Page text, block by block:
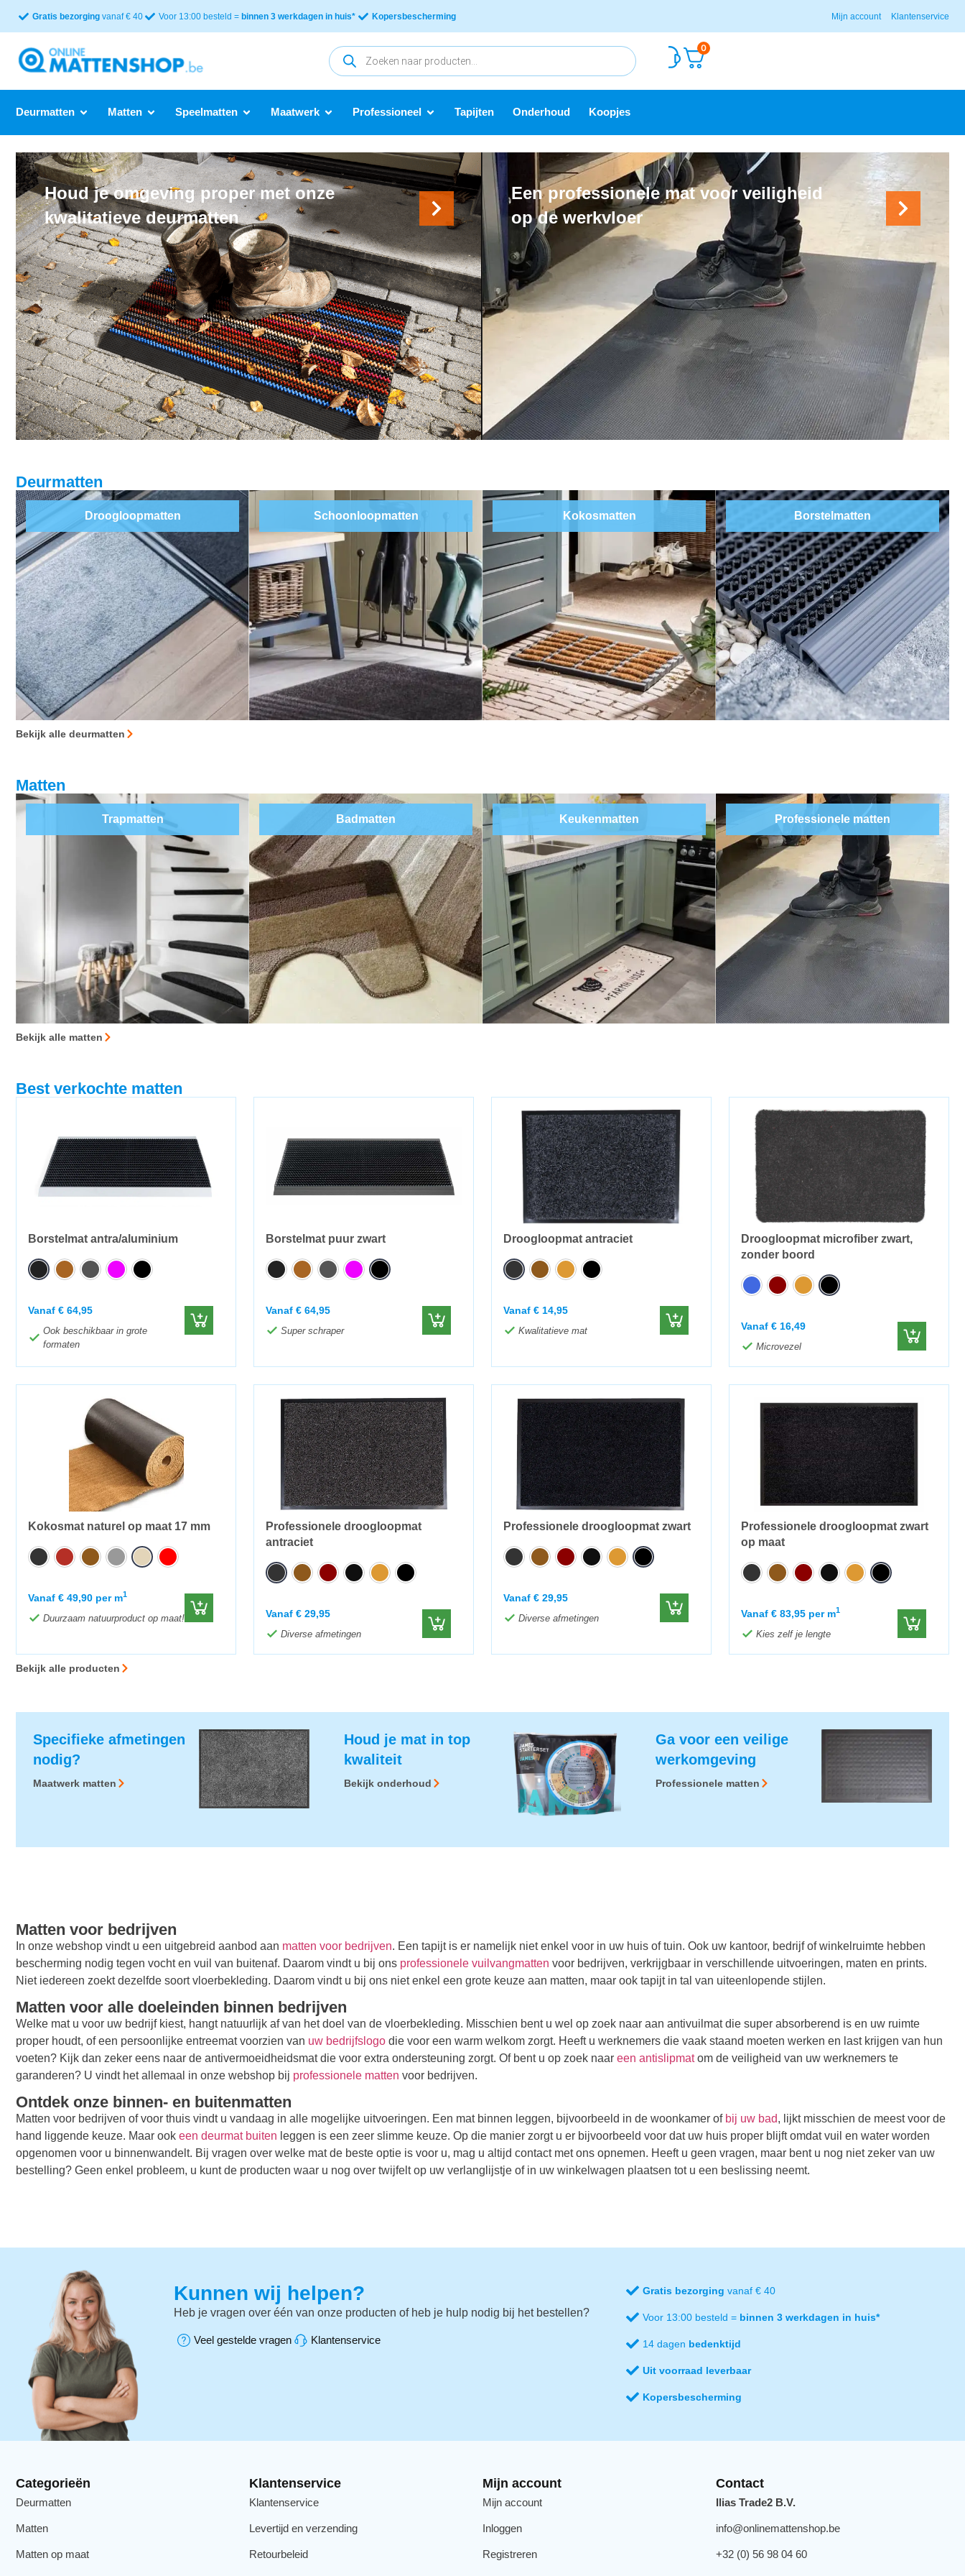
Gratis bezorging vanaf € 40 Voor 13:00 besteld = binnen 3 werkdagen in huis* Kopersbescherming Mijn account Klantenservice
0
Deurmatten Matten Speelmatten Maatwerk Professioneel Tapijten Onderhoud Koopjes
Houd je omgeving proper met onze
kwalitatieve deurmatten
Een professionele mat voor veiligheid
op de werkvloer
Deurmatten
Droogloopmatten Schoonloopmatten Kokosmatten Borstelmatten
Bekijk alle deurmatten
Matten
Trapmatten Badmatten Keukenmatten Professionele matten
Bekijk alle matten
Best verkochte matten
Borstelmat antra/aluminium
Vanaf € 64,95
Ook beschikbaar in grote
formaten
Borstelmat puur zwart
Vanaf € 64,95
Super schraper
Droogloopmat antraciet
Vanaf € 14,95
Kwalitatieve mat
Droogloopmat microfiber zwart,
zonder boord
Vanaf € 16,49
Microvezel
Kokosmat naturel op maat 17 mm
Vanaf € 49,90 per m1
Duurzaam natuurproduct op maat!
Professionele droogloopmat
antraciet
Vanaf € 29,95
Diverse afmetingen
Professionele droogloopmat zwart
Vanaf € 29,95
Diverse afmetingen
Professionele droogloopmat zwart
op maat
Vanaf € 83,95 per m1
Kies zelf je lengte
Bekijk alle producten
Specifieke afmetingen
nodig?
Maatwerk matten
Houd je mat in top
kwaliteit
Bekijk onderhoud
Ga voor een veilige
werkomgeving
Professionele matten
Matten voor bedrijven
In onze webshop vindt u een uitgebreid aanbod aan matten voor bedrijven. Een tapijt is er namelijk niet enkel voor in uw huis of tuin. Ook uw kantoor, bedrijf of winkelruimte hebben
bescherming nodig tegen vocht en vuil van buitenaf. Daarom vindt u bij ons professionele vuilvangmatten voor bedrijven, verkrijgbaar in verschillende uitvoeringen, maten en prints.
Niet iedereen zoekt dezelfde soort vloerbekleding. Daarom vindt u bij ons niet enkel een grote keuze aan matten, maar ook tapijt in tal van uiteenlopende stijlen.
Matten voor alle doeleinden binnen bedrijven
Welke mat u voor uw bedrijf kiest, hangt natuurlijk af van het doel van de vloerbekleding. Misschien bent u wel op zoek naar aan antivuilmat die super absorberend is en uw ruimte
proper houdt, of een persoonlijke entreemat voorzien van uw bedrijfslogo die voor een warm welkom zorgt. Heeft u werknemers die vaak staand moeten werken en last krijgen van hun
voeten? Kijk dan zeker eens naar de antivermoeidheidsmat die voor extra ondersteuning zorgt. Of bent u op zoek naar een antislipmatom de veiligheid van uw werknemers te
garanderen? U vindt het allemaal in onze webshop bij professionele matten voor bedrijven.
Ontdek onze binnen- en buitenmatten
Matten voor bedrijven of voor thuis vindt u vandaag in alle mogelijke uitvoeringen. Een mat binnen leggen, bijvoorbeeld in de woonkamer of bij uw bad, lijkt misschien de meest voor de
hand liggende keuze. Maar ook een deurmat buiten leggen is een zeer slimme keuze. Op die manier zorgt u er bijvoorbeeld voor dat uw huis proper blijft omdat vuil en water worden
opgenomen voor u binnenwandelt. Bij vragen over welke mat de beste optie is voor u, mag u altijd contact met ons opnemen. Heeft u geen vragen, maar bent u nog niet zeker van uw
bestelling? Geen enkel probleem, u kunt de producten waar u nog over twijfelt op uw verlanglijstje of in uw winkelwagen plaatsen tot u een beslissing neemt.
Kunnen wij helpen?
Heb je vragen over één van onze producten of heb je hulp nodig bij het bestellen?
Veel gestelde vragen Klantenservice
Gratis bezorging vanaf € 40
Voor 13:00 besteld = binnen 3 werkdagen in huis*
14 dagen bedenktijd
Uit voorraad leverbaar
Kopersbescherming
Categorieën
Deurmatten
Matten
Matten op maat
Klantenservice
Klantenservice
Levertijd en verzending
Retourbeleid
Mijn account
Mijn account
Inloggen
Registreren
Contact
Ilias Trade2 B.V.
info@onlinemattenshop.be
+32 (0) 56 98 04 60